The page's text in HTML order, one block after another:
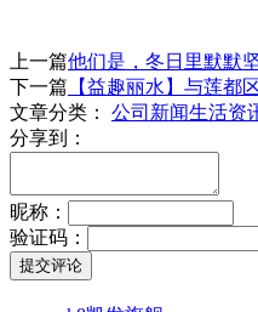
上一篇他们是，冬日里默默
下一篇 【益趣丽水】与莲都
文章分类：
公司新闻生活资
分享到：
昵称：
验证码：